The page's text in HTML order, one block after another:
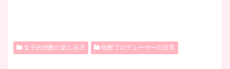
女子的焼酎の楽しみ方 焼酎プロデューサーの日常